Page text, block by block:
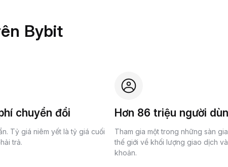
Bybit
chuyển đổi
Tỷ giá niêm yết là tỷ giá cuối
trả.
Hơn 86 triệu người
Tham gia một trong những sàn
thế giới về khối lượng giao dịch
khoản.